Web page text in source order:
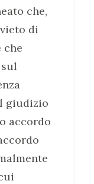
che,
di
che
giudizio
accordo